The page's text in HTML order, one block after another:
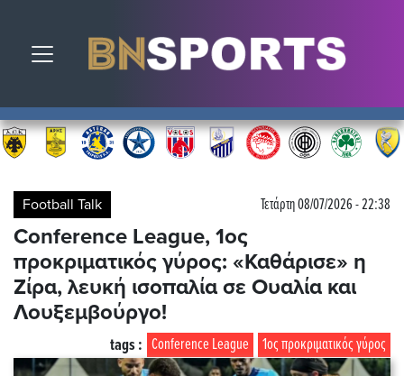
Toggle navigation
Football Talk Τετάρτη 08/07/2026 - 22:38
Conference League, 1ος
προκριματικός γύρος: «Καθάρισε» η
Ζίρα, λευκή ισοπαλία σε Ουαλία και
Λουξεμβούργο!
1ος προκριματικός γύρος
Conference League
tags :